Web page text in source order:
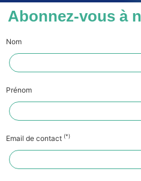
Abonnez-vous à
Nom
Prénom
Email de contact (*)